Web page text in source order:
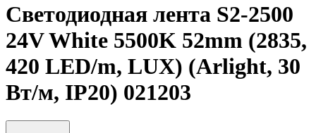
Светодиодная лента S2-2500
24V White 5500K 52mm (2835,
420 LED/m, LUX) (Arlight, 30
Вт/м, IP20) 021203